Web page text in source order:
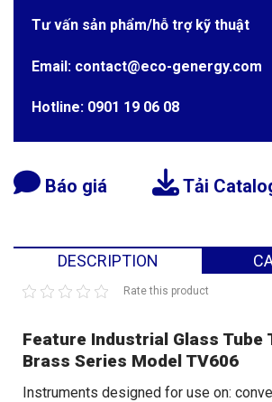
Tư vấn sản phẩm/hỗ trợ kỹ thuật
Email: contact@eco-genergy.com
Hotline: 0901 19 06 08
Báo giá Tải
DESCRIPTION
Rate this product
Feature Industrial Glass Tube
Brass Series Model TV606
Instruments designed for use on: